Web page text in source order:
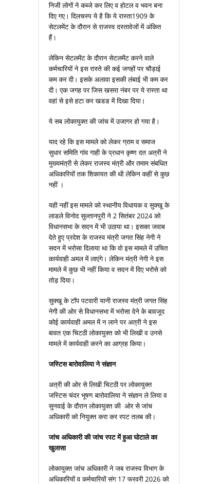
निजी लोगों ने कब्‍जे कर लिए व होटल व भवन बना
दिए गए। दिलचस्‍प ये है कि ये रास्‍ता1909 के
सेटलमेंट के दौरान से राजस्‍व दस्‍तावेजों में अंकित
हैं।
लेकिन सेटलमेंट के दौरान सेटलमेंट करने वाले
कर्मचारियों ने इस रास्‍ते की कई जगहों पर चौड़ाई
कम कर दी। इसके अलावा इसकी लंबाई भी कम कर
दी। एक जगह पर जिस खसरा नंबर पर ये रास्‍ता था
वहां से इसे हटा कर खडड में दिखा दिया।
ये सब लोकायुक्‍त की जांच में उजागर हो गया है।
याद रहे कि इस मामले को लेकर ग्राम व समाज
सुधार समिति गांव गाही के प्रधान कृष्‍ण दत अत्री ने
मुख्‍यमंत्री से लेकर राजस्‍व मंत्री और तमाम संबधित
अधिकारियों तक शिकायत की थी लेकिन कहीं से कुछ
नहीं ।
यही नहीं इस मामले को स्‍थानीय विधायक व सुक्‍खू के
लाडले विनोद सुल्‍तानपुरी ने 2 सितंबर 2024 को
विधानसभा के सदन में भी उठाया था। इसका जवाब
देते हुए प्रदेश के राजस्‍व मंत्री जगत सिंह नेगी ने
सदन में भरोसा दिलाया था कि वो इस मामले में उचित
कार्यवाही अमल में लाएंगे। लेकिन मंत्री नेगी ने इस
मामले में कुछ भी नहीं किया व सदन में दिए भरोसे को
तोड़ दिया।
सुक्‍खू के टॉप पटवारी यानी राजस्‍व मंत्री जगत सिंह
नेगी की ओर से विधानसभा में भरोसा देने के बावजूद
कोई कार्यवाही अमल में न लाने पर अत्री ने इस
बावत एक चिटठी लोकायुक्‍त को भी लिखी व उनसे
मामले में कार्यवाही करने का आग्रह किया।
जस्टिस बारोवालिया ने संज्ञान
अत्री की ओर से लिखी चिटठी पर लोकायुक्‍त
जस्टिस चंदर भूषण बारोवालिया ने संज्ञान ले लिया व
सुनवाई के दौरान लोकायुक्‍त की ओर से जांच
अधिकारी को नियुक्‍त करा कर रपट तलब की।
जांच अधिकारी की जांच रपट में हुआ घोटाले का
खुलासा
लोकायुक्‍त जांच अधिकारी ने जब राजस्‍व विभाग के
अधिकारियों व कर्मचारियों संग 17 फरवरी 2026 को